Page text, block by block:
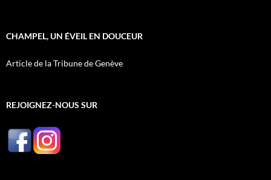
CHAMPEL, UN ÉVEIL EN DOUCEUR
Article de la Tribune de Genève
REJOIGNEZ-NOUS SUR